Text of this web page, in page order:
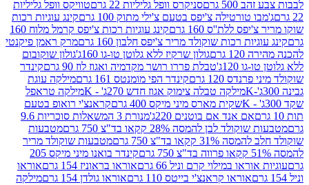
גרם
סניקרס וופל גליליות 22 גרם
טוויקס וופל גליליות
טורטילה צ'יפס בטעם צ'ילי מתוק 100 גרם
קינג עוגיות רכות
ללת''ס 160 גרם
קינג עוגיות רכות צ'יפס קרמל מלוח 160
רכות שוקולד מריר צ'יפס חלבון 160 גרם
מרק ראמן פיקנטי
גרם
גולון שרקיז ללא גלוטן טו-גו 160ג'
גולון שוקובום
120ג'
טבלת פררו רושר מקדמיה ואגוז לוז 90 גרם
קינדר
120 גרם
קינדר הפי מומנטס 161 גרם
מילקה עוגת
מילקה טבלה צימוק אגוז חדש 270ג' - K
מילקה טראפל
שקית מארס מיני מיקס 400 גרם
קראנצ'י רואופ בטעם
אם אנד אם בוטנים 220ג'
מנורת 3 המשאלות סוכריות 9.6
לבן להמסה 28% קקאו בד"צ 750 גרם
מטבעות
קקאו בד"צ 750 גרם
מטבעות שוקולד מריר
קינדר בואנו מיני מיקס 205
במילוי קרם וניל 66 גרם
אוראו בראוניז 154 גרם
אוראו
אוראו קראנצ'י בייטס 110 גרם
אוראו גולדן 154 גרם
מילקה